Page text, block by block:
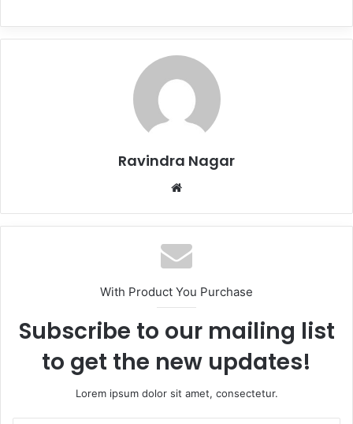
Ravindra Nagar
Website
With Product You Purchase
Subscribe to our mailing list
to get the new updates!
Lorem ipsum dolor sit amet, consectetur.